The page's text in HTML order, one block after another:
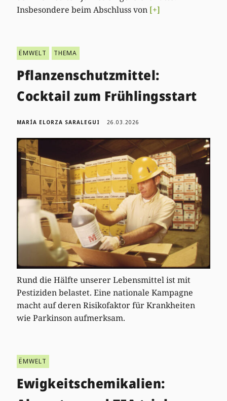
Insbesondere beim Abschluss von [+]
ËMWELT THEMA
Pflanzenschutzmittel:
Cocktail zum Frühlingsstart
MARÍA ELORZA SARALEGUI 26.03.2026
Rund die Hälfte unserer Lebensmittel ist mit
Pestiziden belastet. Eine nationale Kampagne
macht auf deren Risikofaktor für Krankheiten
wie Parkinson aufmerksam.
ËMWELT
Ewigkeitschemikalien: